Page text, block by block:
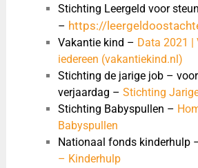
Stichting Leergeld voor
– https://
Vakantie kind – Data 2021 |
iedereen (vakantiekind.nl)
Stichting de jarige job –
verjaardag – Stichting
Stichting Babyspullen –
Babyspullen
Nationaal fonds kinderhulp
– Kinderhulp